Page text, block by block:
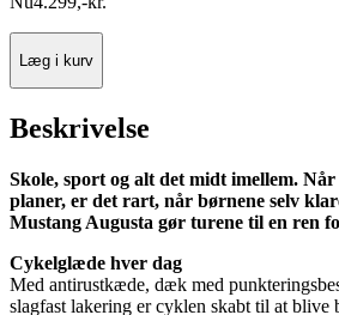
Læg i kurv
Beskrivelse
Skole, sport og alt det midt imellem.
planer, er det rart, når børnene selv
Mustang Augusta gør turene til en ren
Cykelglæde hver dag
Med antirustkæde, dæk med
slagfast lakering er cyklen skabt til at blive